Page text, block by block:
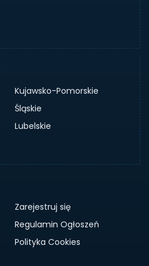
Kujawsko-Pomorskie
Śląskie
Lubelskie
Zarejestruj się
Regulamin Ogłoszeń
Polityka Cookies